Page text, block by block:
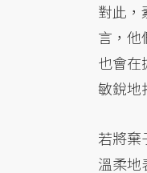
對此，
言，他
也會在
敏銳地
若將棄
溫柔地